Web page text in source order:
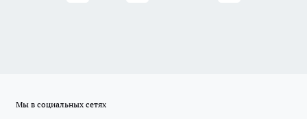
Мы в социальных сетях